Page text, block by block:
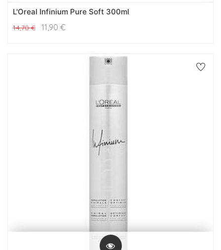
L'Oreal Infinium Pure Soft 300ml
14,70€ 11,90 €